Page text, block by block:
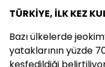
TÜRKİYE, İLK KEZ
Bazı ülkelerde
yataklarının yüzde